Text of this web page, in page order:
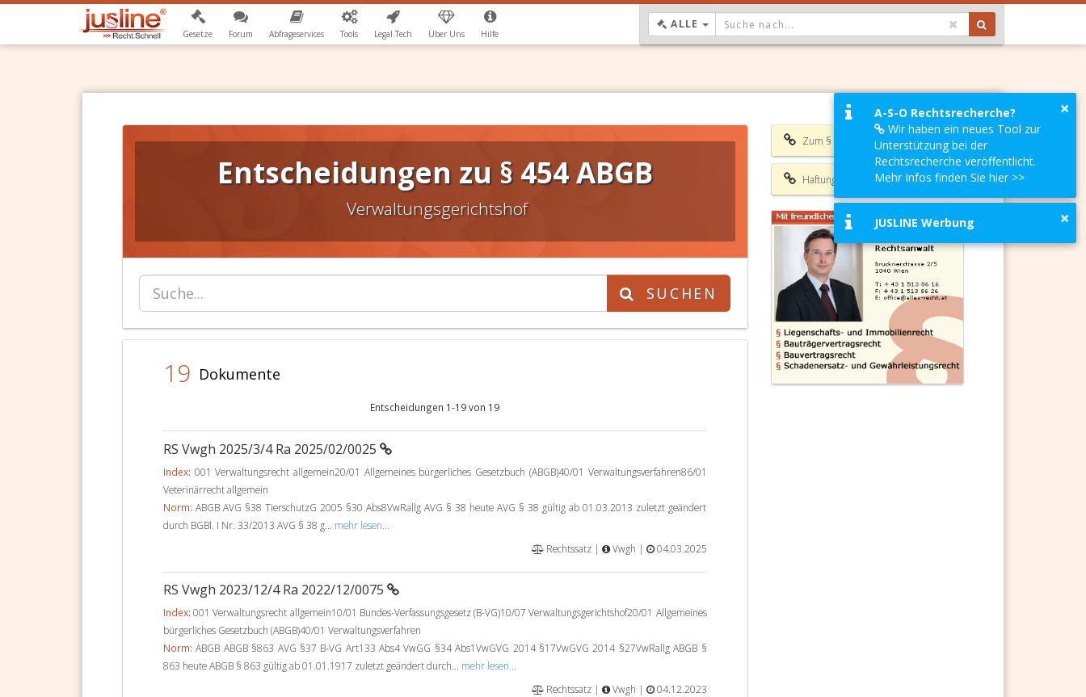
Gesetze Forum Abfrageservices Tools Legal.Tech Über Uns Hilfe
ALLE DROPDOWN: GEWÄHLTER WERT IST ALLE
Entscheidungen zu § 454 ABGB
Verwaltungsgerichtshof
SUCHEN
19 Dokumente
Entscheidungen 1-19 von 19
RS Vwgh 2025/3/4 Ra 2025/02/0025
Index: 001 Verwaltungsrecht allgemein20/01 Allgemeines bürgerliches Gesetzbuch (ABGB)40/01 Verwaltungsverfahren86/01
Veterinärrecht allgemein
Norm: ABGB AVG §38 TierschutzG 2005 §30 Abs8VwRallg AVG § 38 heute AVG § 38 gültig ab 01.03.2013 zuletzt geändert
durch BGBl. I Nr. 33/2013 AVG § 38 g... mehr lesen...
Rechtssatz |
Vwgh | 04.03.2025
RS Vwgh 2023/12/4 Ra 2022/12/0075
Index: 001 Verwaltungsrecht allgemein10/01 Bundes-Verfassungsgesetz (B-VG)10/07 Verwaltungsgerichtshof20/01 Allgemeines
bürgerliches Gesetzbuch (ABGB)40/01 Verwaltungsverfahren
Norm: ABGB ABGB §863 AVG §37 B-VG Art133 Abs4 VwGG §34 Abs1VwGVG 2014 §17VwGVG 2014 §27VwRallg ABGB §
863 heute ABGB § 863 gültig ab 01.01.1917 zuletzt geändert durch... mehr lesen...
Rechtssatz |
Vwgh | 04.12.2023
Zum § 454 ABGB
Haftungsausschluss
×
A-S-O Rechtsrecherche?
Wir haben ein neues Tool zur
Unterstützung bei der
Rechtsrecherche veröffentlicht.
Mehr Infos finden Sie hier >>
×
JUSLINE Werbung